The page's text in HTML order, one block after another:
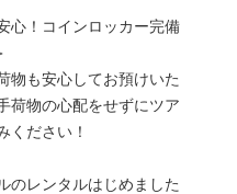
心！コインロッカー完備
物も安心してお預けいた
荷物の心配をせずにツア
ください！
のレンタルはじめました